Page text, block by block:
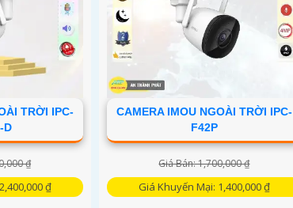
TRỜI IPC-
D
₫
₫
CAMERA IMOU NGOÀI TRỜI IPC-
F42P
Giá Bán: 1,700,000 ₫
Giá Khuyến Mại: 1,400,000 ₫